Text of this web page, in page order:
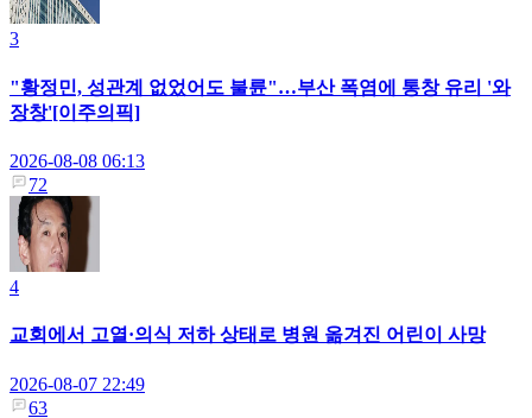
3
"황정민, 성관계 없었어도 불륜"…부산 폭염에 통창 유리 '와
장창'[이주의픽]
2026-08-08 06:13
72
4
교회에서 고열·의식 저하 상태로 병원 옮겨진 어린이 사망
2026-08-07 22:49
63